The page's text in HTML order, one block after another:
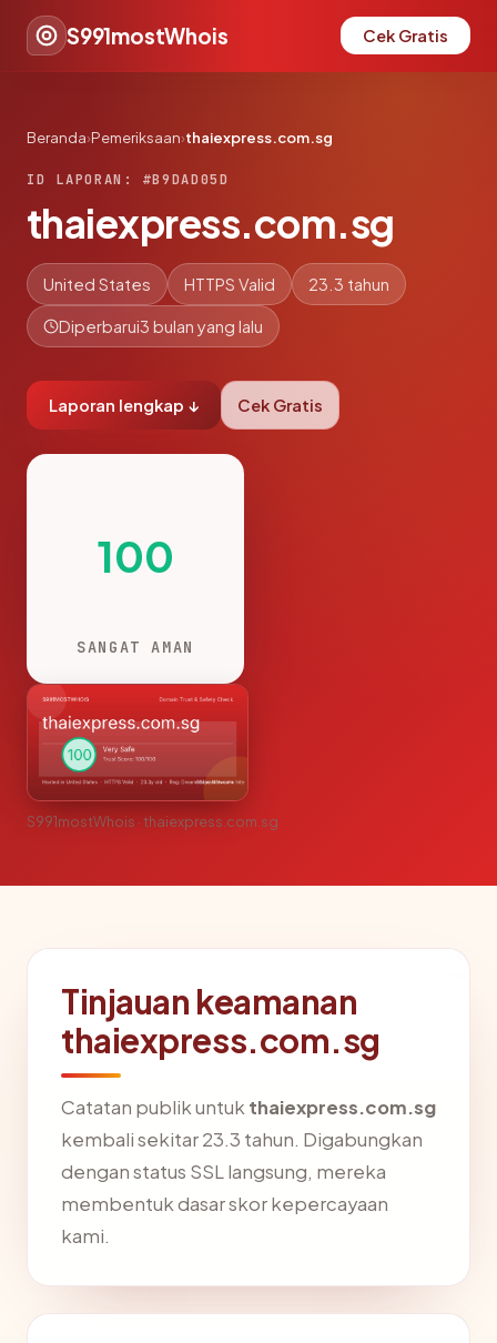
S991mostWhois Cek Gratis
Beranda›Pemeriksaan›thaiexpress.com.sg
ID LAPORAN: #B9DAD05D
thaiexpress.com.sg
United States HTTPS Valid 23.3 tahun
Diperbarui3 bulan yang lalu
Laporan lengkap ↓ Cek Gratis
100
SANGAT AMAN
S991mostWhois · thaiexpress.com.sg
Tinjauan keamanan
thaiexpress.com.sg
Catatan publik untuk thaiexpress.com.sg
kembali sekitar 23.3 tahun. Digabungkan
dengan status SSL langsung, mereka
membentuk dasar skor kepercayaan
kami.